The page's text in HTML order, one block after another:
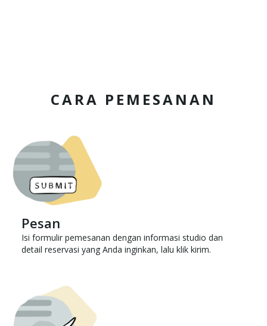
CARA PEMESANAN
Pesan
Isi formulir pemesanan dengan informasi studio dan
detail reservasi yang Anda inginkan, lalu klik kirim.